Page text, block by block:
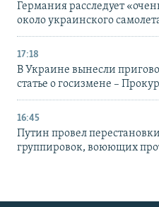
Германия расследует
около украинского
17:18
В Украине вынесли
статье о госизмене –
16:45
Путин провел
группировок, воюющих